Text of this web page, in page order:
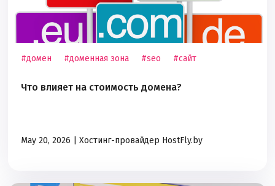
#домен #доменная зона #seo #сайт
Что влияет на стоимость домена?
May 20, 2026 | Хостинг-провайдер HostFly.by